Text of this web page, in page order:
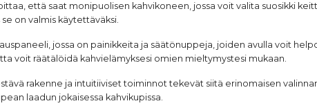
että saat monipuolisen kahvikoneen, jossa voit valita suosikki
on valmis käytettäväksi.
jossa on painikkeita ja säätönuppeja, joiden avulla voit
voit räätälöidä kahvielämyksesi omien mieltymystesi mukaan.
rakenne ja intuitiiviset toiminnot tekevät siitä erinomaisen
laadun jokaisessa kahvikupissa.